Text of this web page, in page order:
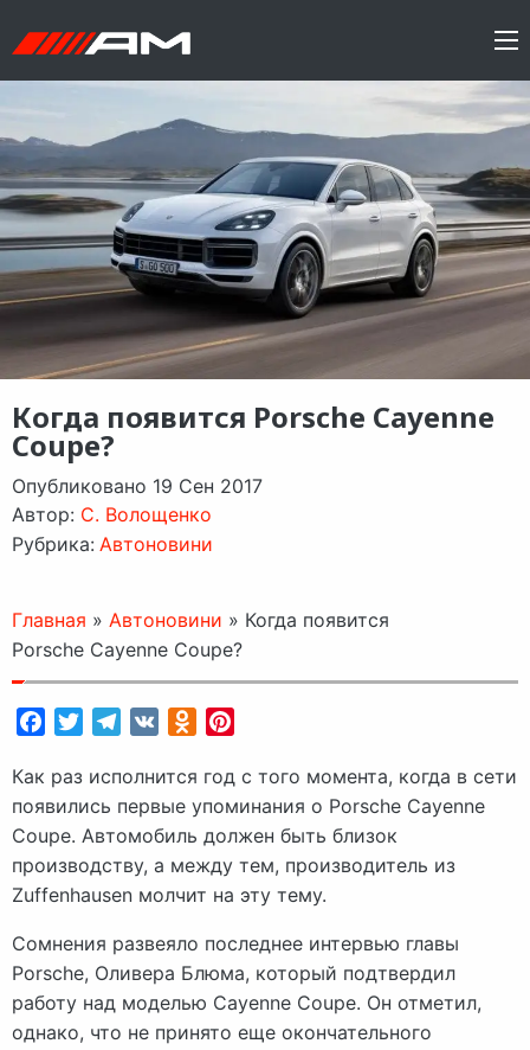
Когда появится Porsche Cayenne
Coupe?
Опубликовано 19 Сен 2017
Автор: C. Волощенко
Рубрика: Автоновини
Главная » Автоновини » Когда появится
Porsche Cayenne Coupe?
FacebookTwitterTelegram
VK Odnoklassniki
Как раз исполнится год с того момента, когда в сети
появились первые упоминания о Porsche Cayenne
Coupe. Автомобиль должен быть близок
производству, а между тем, производитель из
Zuffenhausen молчит на эту тему.
Сомнения развеяло последнее интервью главы
Porsche, Оливера Блюма, который подтвердил
работу над моделью Cayenne Coupe. Он отметил,
однако, что не принято еще окончательного